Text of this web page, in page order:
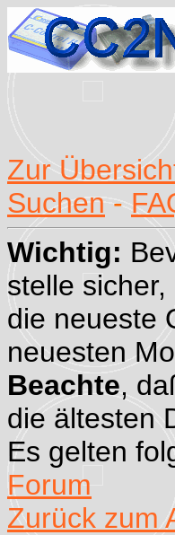
Zur
Suchen -
Wichtig:
stelle
die neueste
neuesten
Beachte,
die ältesten
Es gelten
Forum
Zurück zum